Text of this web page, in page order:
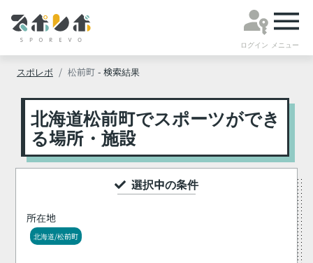
ログイン メニュー
スポレボ 松前町 - 検索結果
北海道松前町でスポーツができ
る場所・施設
選択中の条件
所在地
北海道/松前町